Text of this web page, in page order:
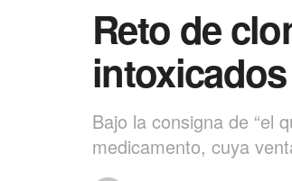
Reto de
Bajo la consigna de “el
medicamento, cuya